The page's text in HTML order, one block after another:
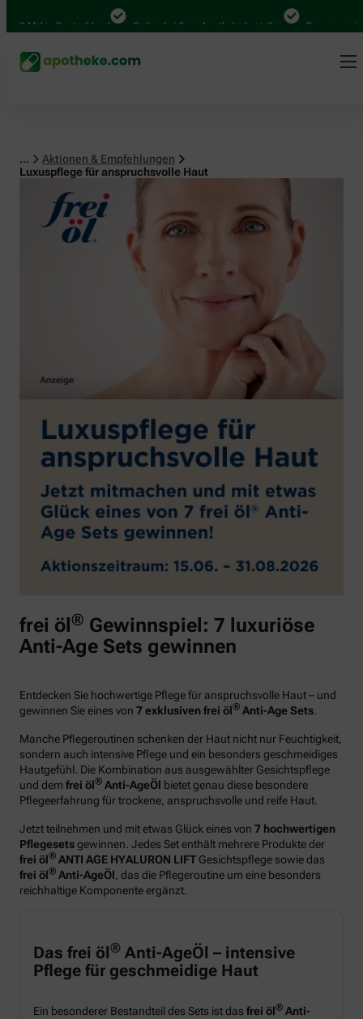
in Deutschland Online bei Ihrer Apotheke bestellen Bequem zwischen
...
Aktionen & Empfehlungen
Luxuspflege für anspruchsvolle Haut
frei öl ® Gewinnspiel: 7 luxuriöse
Anti-Age Sets gewinnen
Entdecken Sie hochwertige Pflege für anspruchsvolle Haut – und
gewinnen Sie eines von 7 exklusiven frei öl® Anti-Age Sets
Manche Pflegeroutinen schenken der Haut nicht nur Feuchtigkeit,
sondern auch intensive Pflege und ein besonders geschmeidiges
Hautgefühl. Die Kombination aus ausgewählter Gesichtspflege
und dem frei öl® Anti-AgeÖl bietet genau diese besondere
Pflegeerfahrung für trockene, anspruchsvolle und reife Haut.
Jetzt teilnehmen und mit etwas Glück eines von 7 hochwertigen
Pflegesetsgewinnen. Jedes Set enthält mehrere Produkte der
frei öl® ANTI AGE HYALURON LIFT Gesichtspflege sowie das
frei öl® Anti-AgeÖl , das die Pflegeroutine um eine besonders
reichhaltige Komponente ergänzt.
Das frei öl® Anti-AgeÖl – intensive
Pflege für geschmeidige Haut
Ein besonderer Bestandteil des Sets ist das frei öl® Anti-